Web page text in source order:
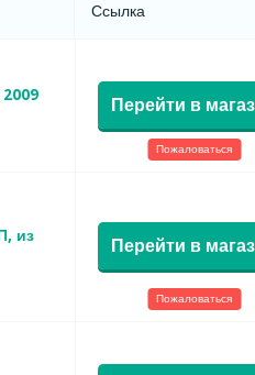
Ссылка
Перейти в
Пожаловаться
из
Перейти в
Пожаловаться